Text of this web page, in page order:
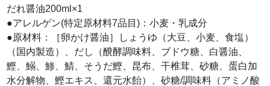
だれ醤油200ml×1
●アレルゲン(特定原材料7品目)：小麦・乳成分
●原材料：［卵かけ醤油］しょうゆ（大豆、小麦、食塩）
（国内製造）、だし（醗酵調味料、ブドウ糖、白醤油、
鰹、鰯、鯵、鯖、そうだ鰹、昆布、干椎茸、砂糖、蛋白加
水分解物、鰹エキス、還元水飴）、砂糖/調味料（アミノ酸